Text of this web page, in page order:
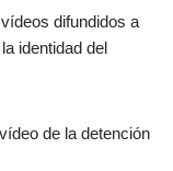
difundidos a
identidad del
de la detención